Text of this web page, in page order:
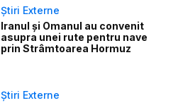
Știri Externe
Iranul și Omanul au convenit
asupra unei rute pentru nave
prin Strâmtoarea Hormuz
Știri Externe